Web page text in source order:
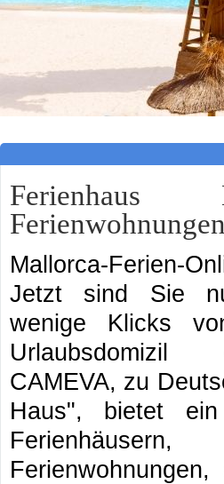
Live Support
Ferienhaus
Mallorca-Ferien-
Jetzt sind Sie
wenige Klicks
Urlaubsdomizil
CAMEVA, zu
Haus", bietet